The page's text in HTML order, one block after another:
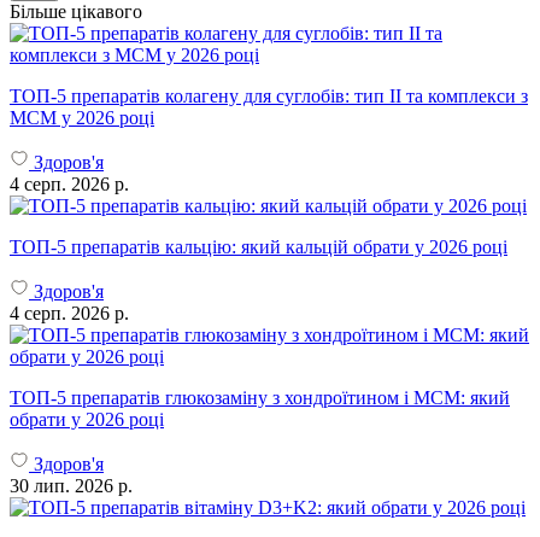
Більше цікавого
ТОП-5 препаратів колагену для суглобів: тип II та комплекси з
МСМ у 2026 році
Здоров'я
4 серп. 2026 р.
ТОП-5 препаратів кальцію: який кальцій обрати у 2026 році
Здоров'я
4 серп. 2026 р.
ТОП-5 препаратів глюкозаміну з хондроїтином і МСМ: який
обрати у 2026 році
Здоров'я
30 лип. 2026 р.